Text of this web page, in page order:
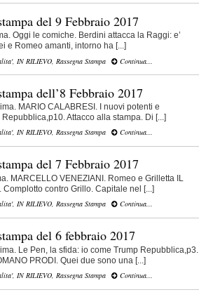
del 9 Febbraio 2017
Oggi le comiche. Berdini attacca la Raggi: e’
e Romeo amanti, intorno ha [...]
, IN RILIEVO Rassegna Stampa Continua...
dell’8 Febbraio 2017
MARIO CALABRESI. I nuovi potenti e
Repubblica,p10. Attacco alla stampa. Di [...]
, IN RILIEVO, Rassegna Stampa Continua...
del 7 Febbraio 2017
MARCELLO VENEZIANI. Romeo e Grilletta IL
Complotto contro Grillo. Capitale nel [...]
, IN RILIEVO, Rassegna Stampa Continua...
del 6 febbraio 2017
Le Pen, la sfida: io come Trump Repubblica,p3.
PRODI. Quei due sono una [...]
, IN RILIEVO, Rassegna Stampa Continua...